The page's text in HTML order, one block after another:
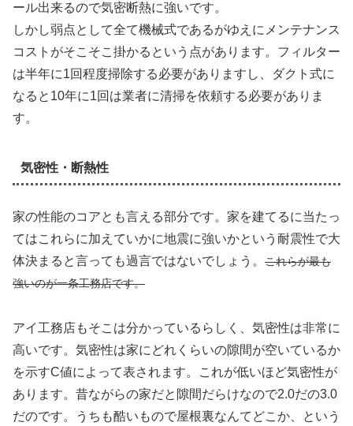
ール出来るので気密断熱に強いです。
しかし弱点として全て機械式であるがゆえにメンテナンス
コストがそこそこ掛かるという点があります。フィルター
は半年に1回程度掃除する必要がありますし、ダクト式に
なると10年に1回は業者に清掃を依頼する必要がありま
す。
気密性・断熱性
家の性能のコアとも言える部分です。家を建てるに当たっ
てはこれらに加えていかに地震に強いかという耐震性で大
体決まると言っても過言ではないでしょう。 これらが最も
強いのが一条工務店です。
アイ工務店もそこは分かっているらしく、気密性は非常に
高いです。気密性は家にどれくらいの隙間が空いているか
を示すC値によって表されます。これが低いほど気密性が
あります。昔ながらの家だと隙間だらけなので2.0だの3.0
だのです。うちも酷いもので屋根裏なんてどこか、という